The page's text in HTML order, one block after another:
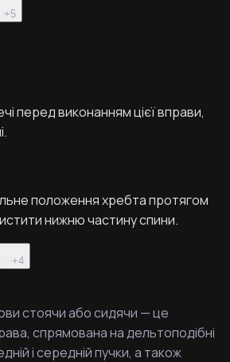
+5
перед виконанням цієї вправи,
положення хребта протягом
нижню частину спини.
+4
стоячи або сидячи — це
спрямована на дельтоподібні
і середній пучки, а також